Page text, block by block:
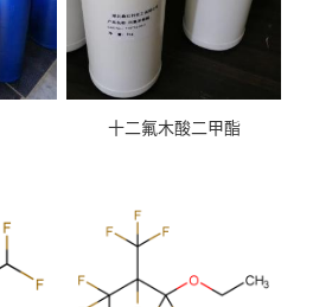
十二氟木酸二甲酯